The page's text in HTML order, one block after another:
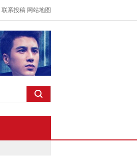
联系投稿 网站地图